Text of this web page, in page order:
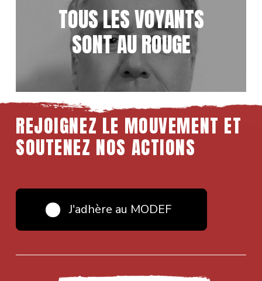
TOUS LES VOYANTS
SONT AU ROUGE
REJOIGNEZ LE MOUVEMENT ET
SOUTENEZ NOS ACTIONS
J'adhère au MODEF